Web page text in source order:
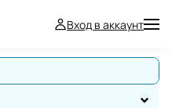
Вход в аккаунт